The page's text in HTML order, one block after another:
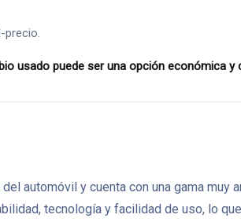
usado puede ser una opción
automóvil y cuenta con una gama muy
tecnología y facilidad de uso, lo